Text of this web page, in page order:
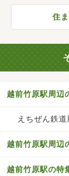
住
越前竹原駅周辺
えちぜん鉄道
越前竹原駅周辺
越前竹原駅の特